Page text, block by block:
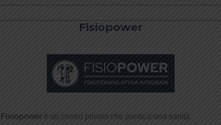
Fisiopower
Fisiopower è un centro privato che punta a una sanità